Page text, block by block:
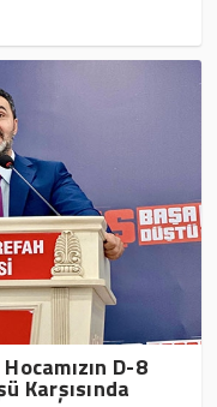
D-8
Karşısında